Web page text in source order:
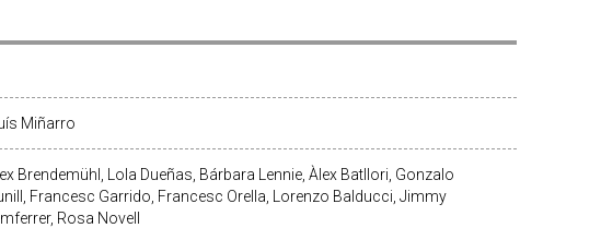
Miñarro
Brendemühl, Lola Dueñas, Bárbara Lennie, Àlex Batllori, Gonzalo
Francesc Garrido, Francesc Orella, Lorenzo Balducci, Jimmy
Rosa Novell